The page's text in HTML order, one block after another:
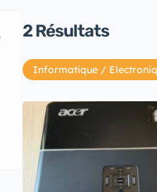
2Résultats
Informatique /